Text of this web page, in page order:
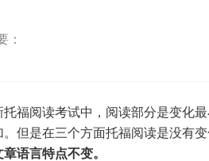
：
阅读考试中，阅读部分是变化最
但是在三个方面托福阅读是没有
章语言特点不变。